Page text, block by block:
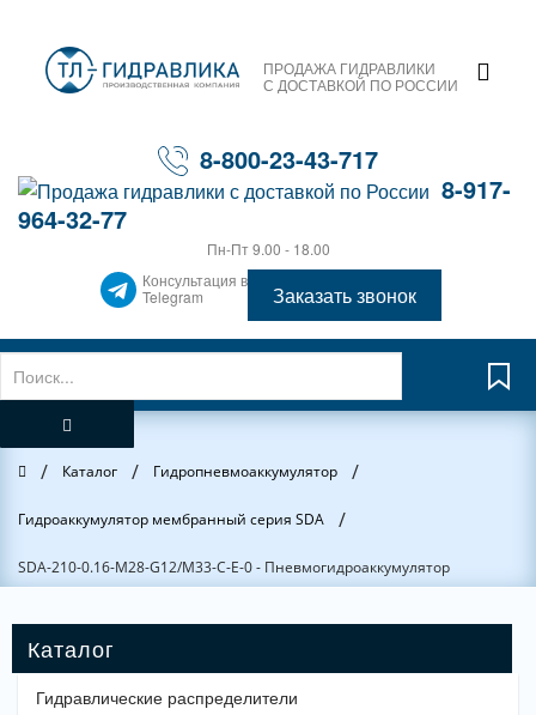
ПРОДАЖА ГИДРАВЛИКИ
С ДОСТАВКОЙ ПО РОССИИ
8-800-23-43-717
8-917-
964-32-77
Пн-Пт 9.00 - 18.00
Консультация в
Telegram
Заказать звонок
Главная
/ Каталог / Гидропневмоаккумулятор /
Гидроаккумулятор мембранный серия SDA /
SDA-210-0.16-M28-G12/M33-C-E-0 - Пневмогидроаккумулятор
Гидравлические распределители